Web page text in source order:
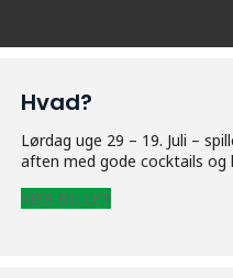
Hvad?
Lørdag uge 29 – 19. Juli –
aften med gode cocktails og
KØB BILLET